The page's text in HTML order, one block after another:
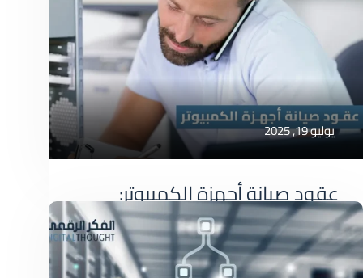
صيانة الشبكات: ضمان استمرارية عملك وكفاءة
أدائك مع الفكر الرقمي
صيانة شبكات
يوليو 19, 2025
عقود صيانة أجهزة الكمبيوتر:
شريكك الأمثل لضمان استمرارية
عملك